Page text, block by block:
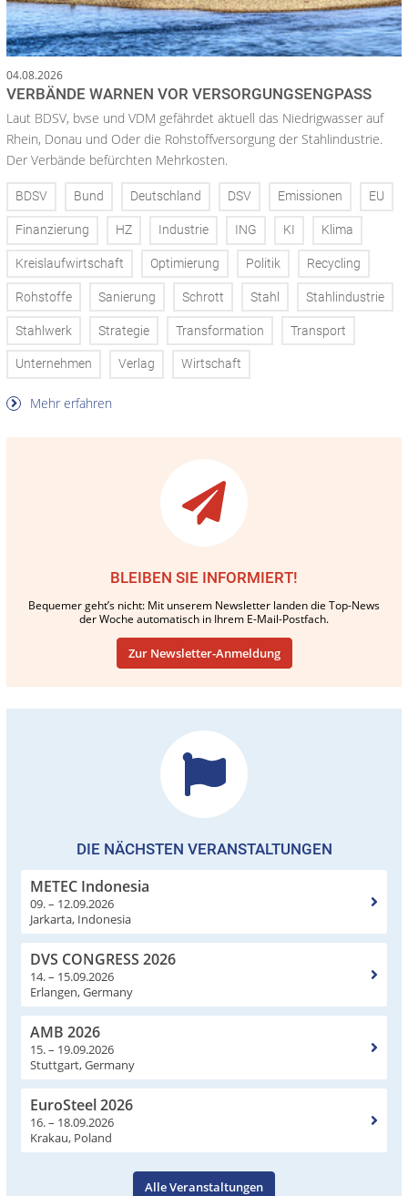
04.08.2026
VERBÄNDE WARNEN VOR VERSORGUNGSENGPASS
Laut BDSV, bvse und VDM gefährdet aktuell das Niedrigwasser auf
Rhein, Donau und Oder die Rohstoffversorgung der Stahlindustrie.
Der Verbände befürchten Mehrkosten.
BDSV Bund Deutschland DSV Emissionen EU
Finanzierung HZ Industrie ING KI Klima
Kreislaufwirtschaft Optimierung Politik Recycling
Rohstoffe Sanierung Schrott Stahl Stahlindustrie
Stahlwerk Strategie Transformation Transport
Unternehmen Verlag Wirtschaft
Mehr erfahren
BLEIBEN SIE INFORMIERT!
Bequemer geht’s nicht: Mit unserem Newsletter landen die Top-News
der Woche automatisch in Ihrem E-Mail-Postfach.
Zur Newsletter-Anmeldung
DIE NÄCHSTEN VERANSTALTUNGEN
METEC Indonesia
09. – 12.09.2026
Jarkarta, Indonesia
DVS CONGRESS 2026
14. – 15.09.2026
Erlangen, Germany
AMB 2026
15. – 19.09.2026
Stuttgart, Germany
EuroSteel 2026
16. – 18.09.2026
Krakau, Poland
Alle Veranstaltungen